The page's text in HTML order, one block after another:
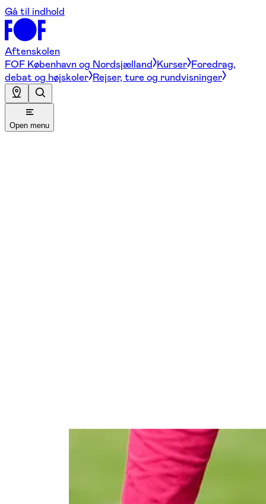
Gå til indhold
Aftenskolen
FOF København og Nordsjælland Kurser Foredrag,
debat og højskoler Rejser, ture og rundvisninger
Open menu